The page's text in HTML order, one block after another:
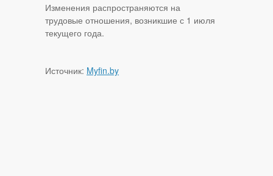
Изменения распространяются на
трудовые отношения, возникшие с 1 июля
текущего года.
Источник: Myfin.by